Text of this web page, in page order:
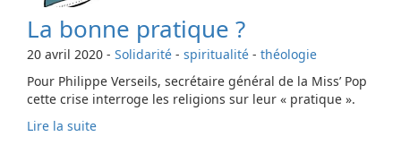
La bonne pratique ?
20 avril 2020 - Solidarité - spiritualité - théologie
Pour Philippe Verseils, secrétaire général de la Miss’ Pop
cette crise interroge les religions sur leur « pratique ».
Lire la suite